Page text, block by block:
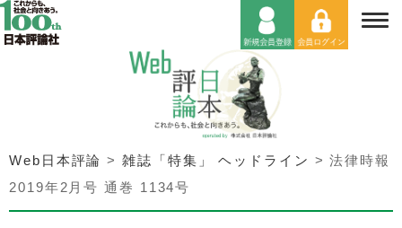
Web日本評論 >雑誌「特集」 ヘッドライン >法律時報
2019年2月号 通巻 1134号